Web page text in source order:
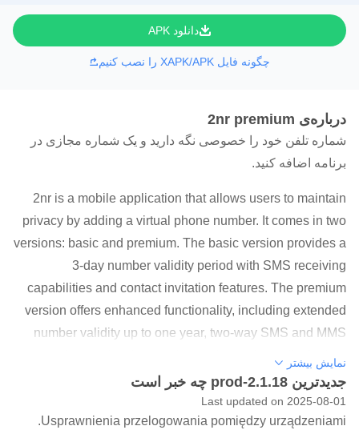
دانلود APK
چگونه فایل XAPK/APK را نصب کنیم
درباره‌ی 2nr premium
شماره تلفن خود را خصوصی نگه دارید و یک شماره مجازی در
برنامه اضافه کنید.
2nr is a mobile application that allows users to maintain
privacy by adding a virtual phone number. It comes in two
versions: basic and premium. The basic version provides a
3-day number validity period with SMS receiving
capabilities and contact invitation features. The premium
version offers enhanced functionality, including extended
number validity up to one year, two-way SMS and MMS
messaging, and both incoming and outgoing calls (limited
to Polish numbers). Premium users must verify their
identity and maintain a funded account. The app requires
an unmodified Android system for security purposes. 2nr
نمایش بیشتر
جدیدترین 2.1.18-prod چه خبر است
Last updated on 2025-08-01
Usprawnienia przelogowania pomiędzy urządzeniami.